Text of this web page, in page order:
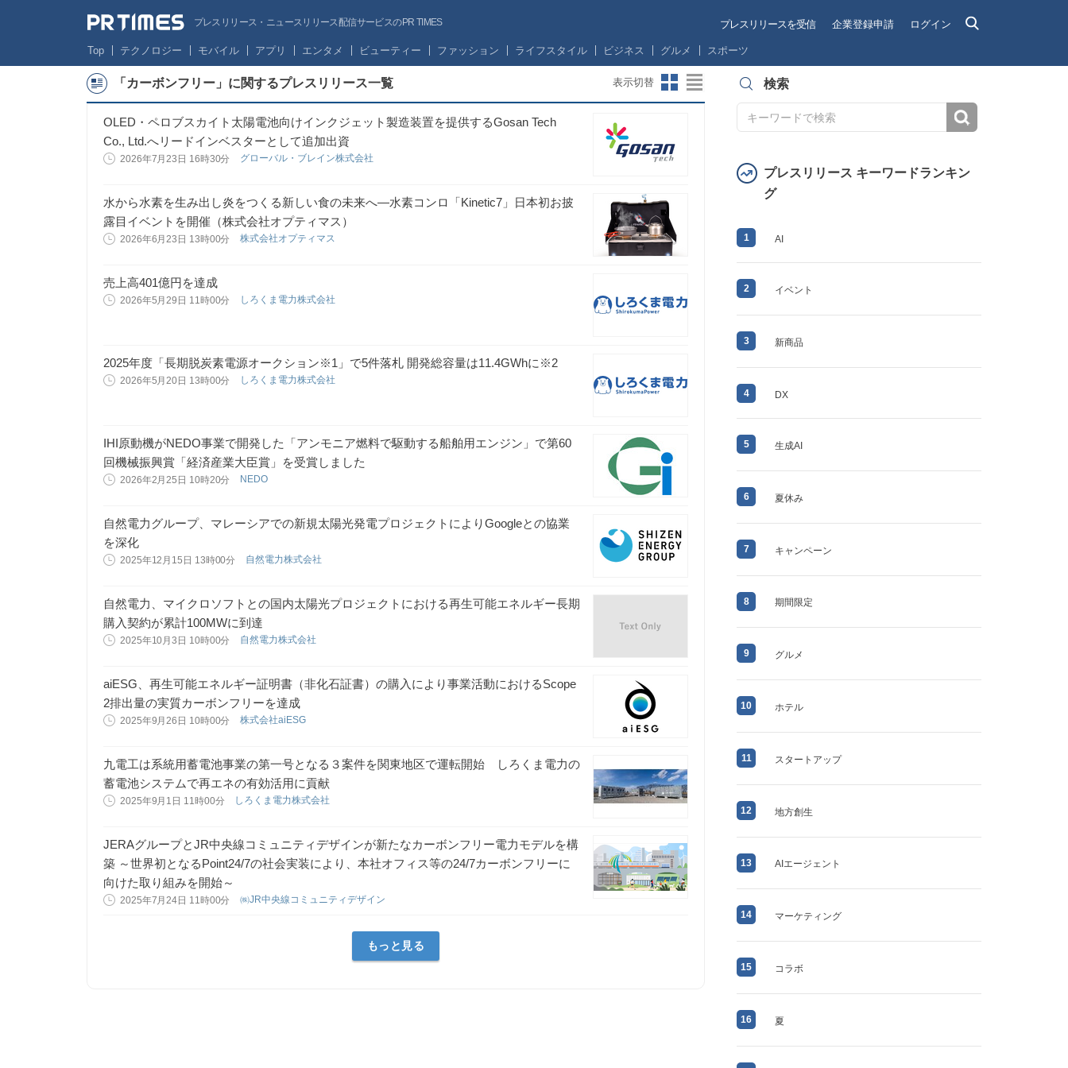
プレスリリース・ニュースリリース配信サービスのPR TIMES プレスリリースを受信 企業登録申請 ログイン
Top テクノロジー モバイル アプリ エンタメ ビューティー ファッション ライフスタイル ビジネス グルメ スポーツ
「カーボンフリー」に関するプレスリリース一覧 表示切替
OLED・ペロブスカイト太陽電池向けインクジェット製造装置を提供するGosan Tech
Co., Ltd.へリードインベスターとして追加出資
2026年7月23日 16時30分 グローバル・ブレイン株式会社
水から水素を生み出し炎をつくる新しい食の未来へ—水素コンロ「Kinetic7」日本初お披
露目イベントを開催（株式会社オプティマス）
2026年6月23日 13時00分 株式会社オプティマス
売上高401億円を達成
2026年5月29日 11時00分 しろくま電力株式会社
2025年度「長期脱炭素電源オークション※1」で5件落札 開発総容量は11.4GWhに※2
2026年5月20日 13時00分 しろくま電力株式会社
IHI原動機がNEDO事業で開発した「アンモニア燃料で駆動する船舶用エンジン」で第60
回機械振興賞「経済産業大臣賞」を受賞しました
2026年2月25日 10時20分 NEDO
自然電力グループ、マレーシアでの新規太陽光発電プロジェクトによりGoogleとの協業
を深化
2025年12月15日 13時00分 自然電力株式会社
自然電力、マイクロソフトとの国内太陽光プロジェクトにおける再生可能エネルギー長期
購入契約が累計100MWに到達
2025年10月3日 10時00分 自然電力株式会社
aiESG、再生可能エネルギー証明書（非化石証書）の購入により事業活動におけるScope
2排出量の実質カーボンフリーを達成
2025年9月26日 10時00分 株式会社aiESG
九電工は系統用蓄電池事業の第一号となる３案件を関東地区で運転開始 しろくま電力の
蓄電池システムで再エネの有効活用に貢献
2025年9月1日 11時00分 しろくま電力株式会社
JERAグループとJR中央線コミュニティデザインが新たなカーボンフリー電力モデルを構
築 ～世界初となるPoint24/7の社会実装により、本社オフィス等の24/7カーボンフリーに
向けた取り組みを開始～
2025年7月24日 11時00分 ㈱JR中央線コミュニティデザイン
もっと見る
検索
プレスリリース キーワードランキン
グ
1 AI
2 イベント
3 新商品
4 DX
5 生成AI
6 夏休み
7 キャンペーン
8 期間限定
9 グルメ
10 ホテル
11 スタートアップ
12 地方創生
13 AIエージェント
14 マーケティング
15 コラボ
16 夏